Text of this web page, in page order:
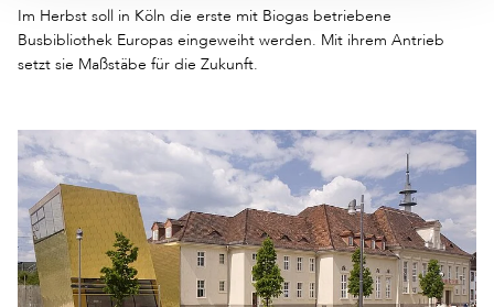
Im Herbst soll in Köln die erste mit Biogas betriebene
Busbibliothek Europas eingeweiht werden. Mit ihrem Antrieb
setzt sie Maßstäbe für die Zukunft.